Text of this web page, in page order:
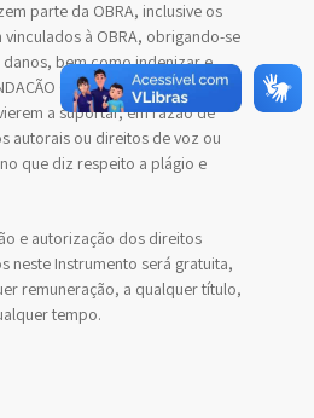
parte da OBRA, inclusive os
à OBRA, obrigando-se
bem como indenizar e
OSWALDO CRUZ de
a suportar, em razão de
autorais ou direitos de voz ou
que diz respeito a plágio e
e autorização dos direitos
neste Instrumento será gratuita,
remuneração, a qualquer título,
tempo.